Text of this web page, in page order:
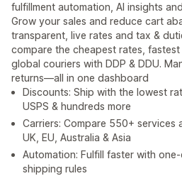
fulfillment automation, AI insights
Grow your sales and reduce cart
transparent, live rates and tax &
compare the cheapest rates,
global couriers with DDP & DDU.
returns—all in one dashboard
Discounts: Ship with the lowest
USPS & hundreds more
Carriers: Compare 550+ services
UK, EU, Australia & Asia
Automation: Fulfill faster with
shipping rules